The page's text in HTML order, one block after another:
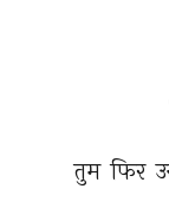
तुम फिर